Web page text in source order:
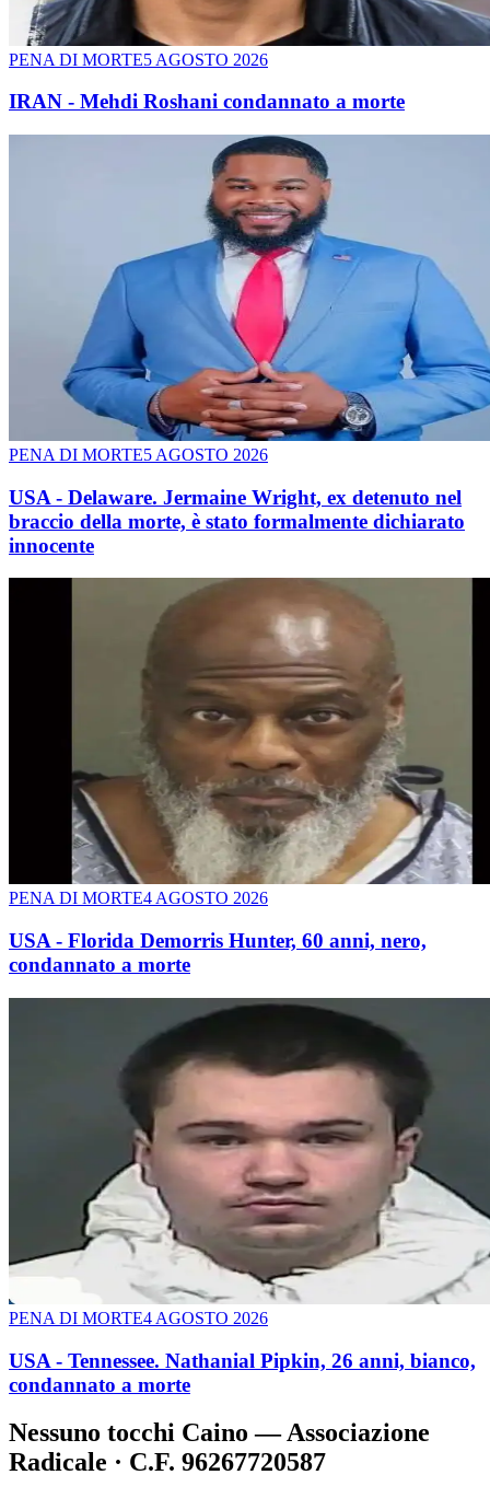
PENA DI MORTE5 AGOSTO 2026
IRAN - Mehdi Roshani condannato a morte
PENA DI MORTE5 AGOSTO 2026
USA - Delaware. Jermaine Wright, ex detenuto nel
braccio della morte, è stato formalmente dichiarato
innocente
PENA DI MORTE4 AGOSTO 2026
USA - Florida Demorris Hunter, 60 anni, nero,
condannato a morte
PENA DI MORTE4 AGOSTO 2026
USA - Tennessee. Nathanial Pipkin, 26 anni, bianco,
condannato a morte
Nessuno tocchi Caino — Associazione
Radicale · C.F. 96267720587